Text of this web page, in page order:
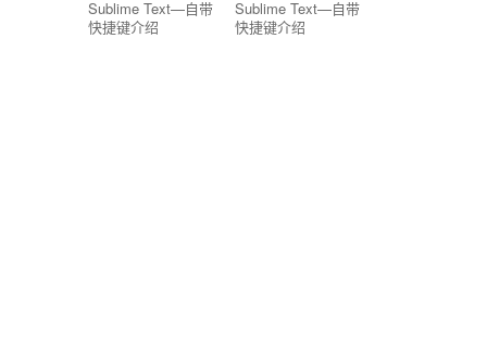
Sublime Text—自带
快捷键介绍
Sublime Text—自带
快捷键介绍